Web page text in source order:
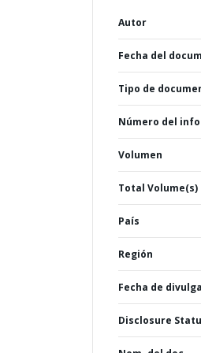
Autor
Fecha del
Tipo de
Número del
Volumen
Total Volume(s)
País
Región
Fecha de
Disclosure